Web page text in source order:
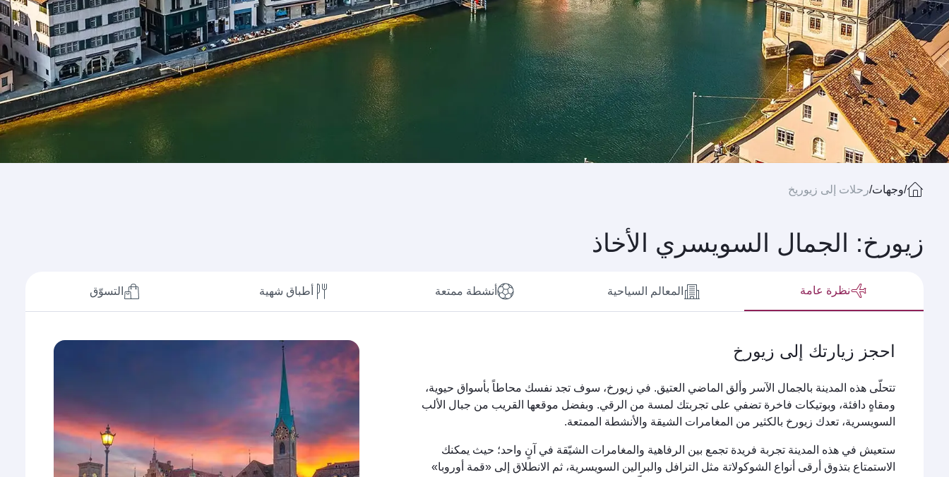
/وجهات/رحلات إلى زيوريخ
زيورخ: الجمال السويسري الأخاذ
نظرة عامة المعالم السياحية أنشطة ممتعة أطباق شهية التسوّق
احجز زيارتك إلى زيورخ
تتحلّى هذه المدينة بالجمال الآسر وألق الماضي العتيق. في زيورخ، سوف تجد نفسك محاطاً بأسواق حيوية،
ومقاهٍ دافئة، وبوتيكات فاخرة تضفي على تجربتك لمسة من الرقي. وبفضل موقعها القريب من جبال الألب
السويسرية، تعدك زيورخ بالكثير من المغامرات الشيقة والأنشطة الممتعة.
ستعيش في هذه المدينة تجربة فريدة تجمع بين الرفاهية والمغامرات الشيّقة في آنٍ واحد؛ حيث يمكنك
الاستمتاع بتذوق أرقى أنواع الشوكولاتة مثل الترافل والبرالين السويسرية، ثم الانطلاق إلى «قمة أوروبا»